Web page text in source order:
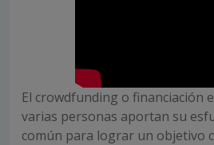
El crowdfunding o financiación
varias personas aportan su
común para lograr un objetivo